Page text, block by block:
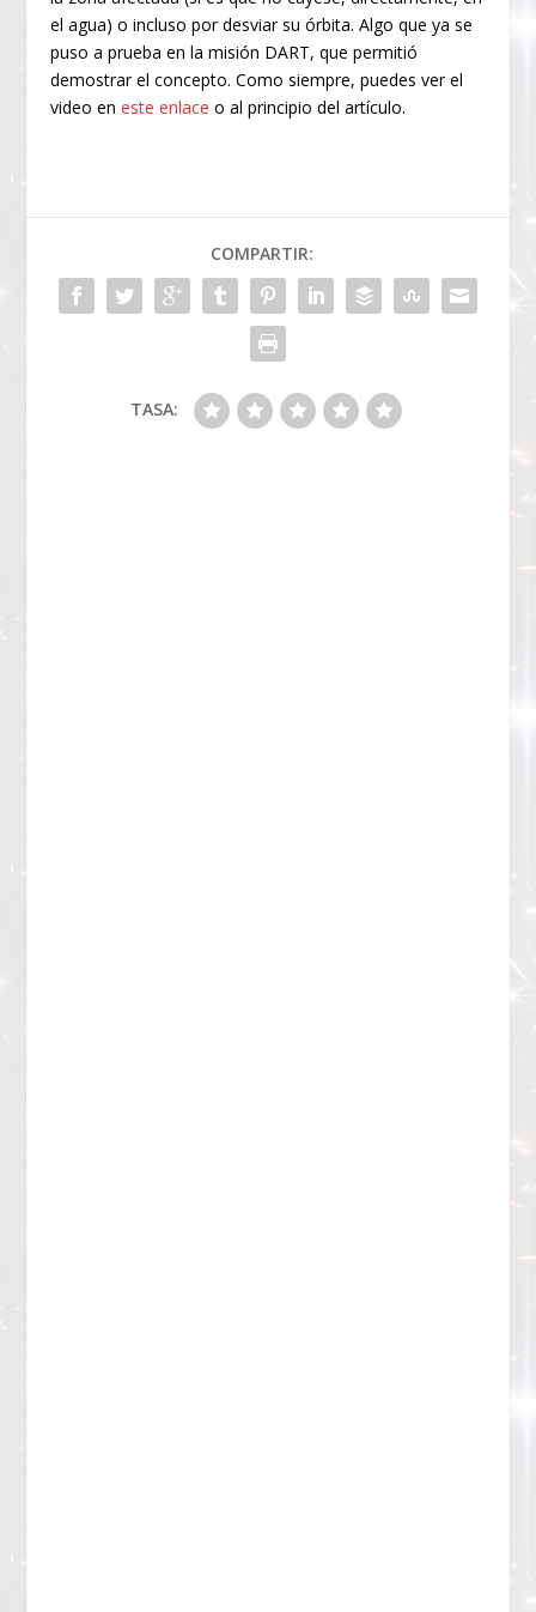
el agua) o incluso por desviar su órbita. Algo que ya se
puso a prueba en la misión DART, que permitió
demostrar el concepto. Como siempre, puedes ver el
video eneste enlace o al principio del artículo.
COMPARTIR:
TASA: